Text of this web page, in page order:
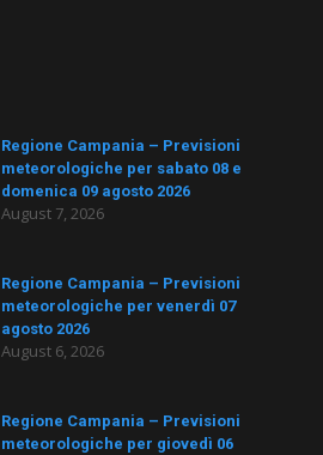
Regione Campania – Previsioni
meteorologiche per sabato 08 e
domenica 09 agosto 2026
August 7, 2026
Regione Campania – Previsioni
meteorologiche per venerdì 07
agosto 2026
August 6, 2026
Regione Campania – Previsioni
meteorologiche per giovedì 06